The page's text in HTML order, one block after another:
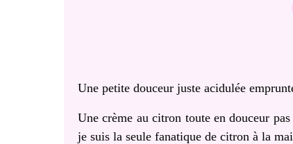
Une petite douceur juste acidulée
Une crème au citron toute en douceur
je suis la seule fanatique de citron à la